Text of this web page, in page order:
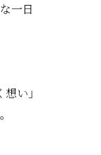
一日
い」